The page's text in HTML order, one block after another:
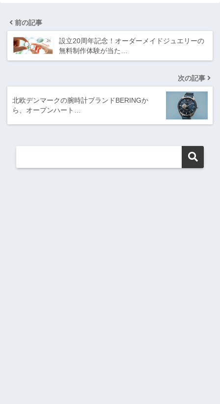
前の記事
設立20周年記念！オーダーメイドジュエリーの
無料制作体験が当た…
次の記事
北欧デンマークの腕時計ブランドBERINGか
ら、オープンハート…